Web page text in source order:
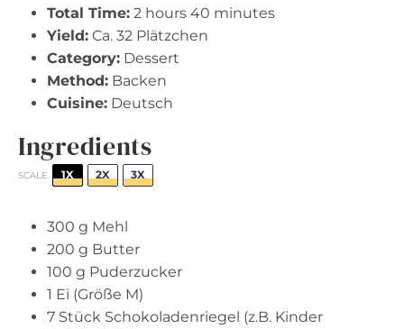
Total Time: 2 hours 40 minutes
Yield: Ca. 32 Plätzchen
Category: Dessert
Method: Backen
Cuisine: Deutsch
Ingredients
SCALE 1X 2X 3X
300 g Mehl
200 g Butter
100 g Puderzucker
1 Ei (Größe M)
7 Stück Schokoladenriegel (z.B. Kinder